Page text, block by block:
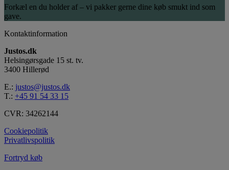
Forkæl en du holder af – vi pakker gerne dine køb smukt ind som
gave.
Kontaktinformation
Justos.dk
Helsingørsgade 15 st. tv.
3400 Hillerød
E.: justos@justos.dk
T.: +45 91 54 33 15
CVR: 34262144
Cookiepolitik
Privatlivspolitik
Fortryd køb